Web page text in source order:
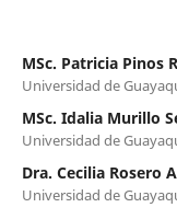
MSc. Patricia Pinos
Universidad de
MSc. Idalia Murillo
Universidad de
Dra. Cecilia Rosero
Universidad de